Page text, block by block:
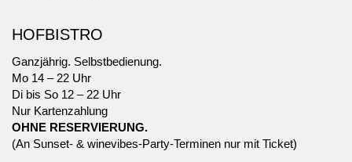
HOFBISTRO
Ganzjährig. Selbstbedienung.
Mo 14 – 22 Uhr
Di bis So 12 – 22 Uhr
Nur Kartenzahlung
OHNE RESERVIERUNG.
(An Sunset- & winevibes-Party-Terminen nur mit Ticket)